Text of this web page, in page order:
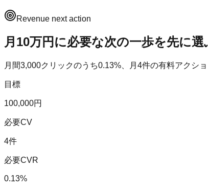
Revenue next action
月10万円に必要な次の一歩を先に選
月間3,000クリックのうち0.13%、月 4件の有料アクシ
目標
100,000円
必要CV
4件
必要CVR
0.13%